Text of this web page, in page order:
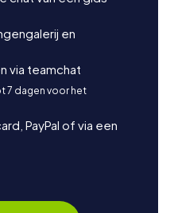
en
via teamchat
7 dagen voor het
PayPal of via een